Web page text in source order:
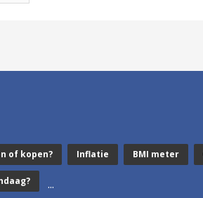
of kopen? Inflatie BMI meter
...